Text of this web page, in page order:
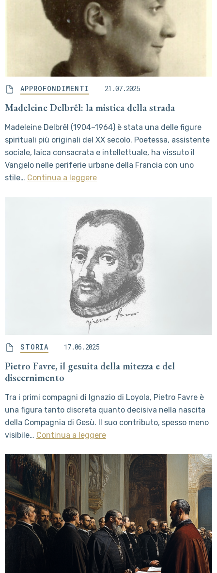
APPROFONDIMENTI 21.07.2025
Madeleine Delbrêl: la mistica della strada
Madeleine Delbrêl (1904–1964) è stata una delle figure
spirituali più originali del XX secolo. Poetessa, assistente
sociale, laica consacrata e intellettuale, ha vissuto il
Vangelo nelle periferie urbane della Francia con uno
stile… Continua a leggere
STORIA 17.06.2025
Pietro Favre, il gesuita della mitezza e del
discernimento
Tra i primi compagni di Ignazio di Loyola, Pietro Favre è
una figura tanto discreta quanto decisiva nella nascita
della Compagnia di Gesù. Il suo contributo, spesso meno
visibile… Continua a leggere